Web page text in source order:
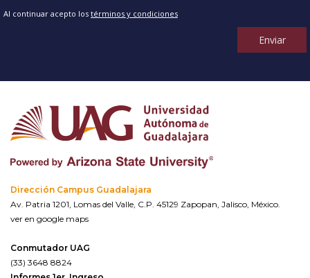
Al continuar acepto los términos y condiciones
Enviar
Dirección Campus Guadalajara
Av. Patria 1201, Lomas del Valle, C.P. 45129 Zapopan, Jalisco, México.
ver en google maps
Conmutador UAG
(33) 3648 8824